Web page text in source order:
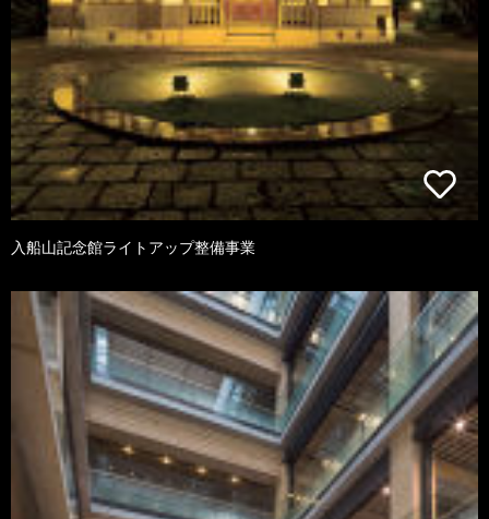
入船山記念館ライトアップ整備事業